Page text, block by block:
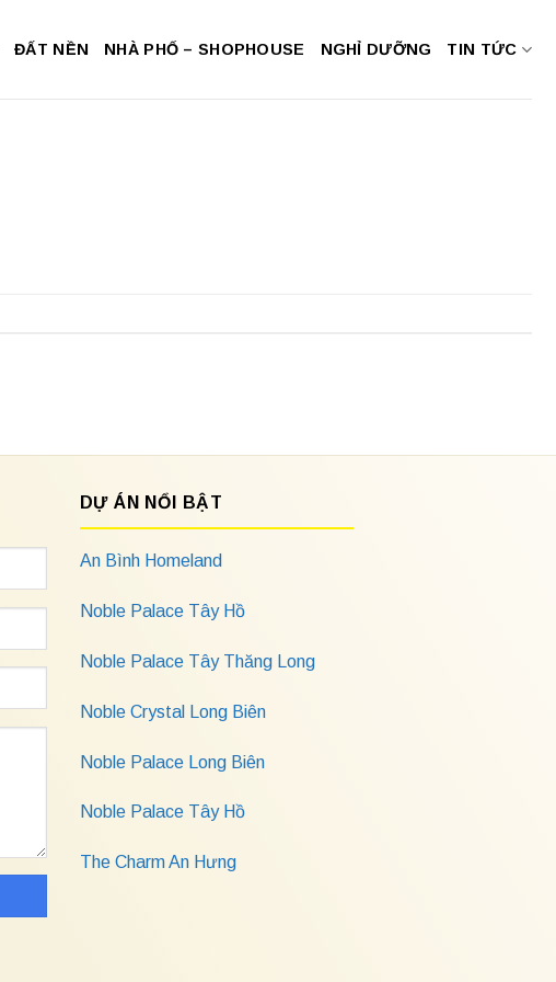
ĐẤT NỀN NHÀ PHỐ – SHOPHOUSE NGHỈ DƯỠNG TIN TỨC
DỰ ÁN NỔI BẬT
An Bình Homeland
Noble Palace Tây Hồ
Noble Palace Tây Thăng Long
Noble Crystal Long Biên
Noble Palace Long Biên
Noble Palace Tây Hồ
The Charm An Hưng